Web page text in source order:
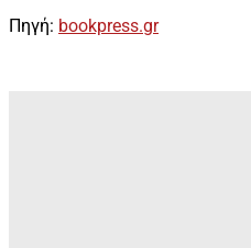
Πηγή: bookpress.gr